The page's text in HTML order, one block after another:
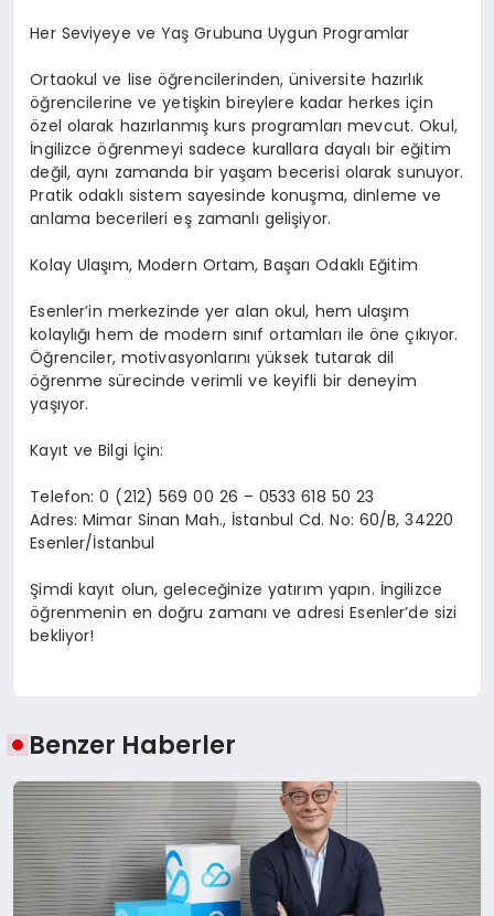
Her Seviyeye ve Yaş Grubuna Uygun Programlar
Ortaokul ve lise öğrencilerinden, üniversite hazırlık
öğrencilerine ve yetişkin bireylere kadar herkes için
özel olarak hazırlanmış kurs programları mevcut. Okul,
İngilizce öğrenmeyi sadece kurallara dayalı bir eğitim
değil, aynı zamanda bir yaşam becerisi olarak sunuyor.
Pratik odaklı sistem sayesinde konuşma, dinleme ve
anlama becerileri eş zamanlı gelişiyor.
Kolay Ulaşım, Modern Ortam, Başarı Odaklı Eğitim
Esenler’in merkezinde yer alan okul, hem ulaşım
kolaylığı hem de modern sınıf ortamları ile öne çıkıyor.
Öğrenciler, motivasyonlarını yüksek tutarak dil
öğrenme sürecinde verimli ve keyifli bir deneyim
yaşıyor.
Kayıt ve Bilgi İçin:
Telefon: 0 (212) 569 00 26 – 0533 618 50 23
Adres: Mimar Sinan Mah., İstanbul Cd. No: 60/B, 34220
Esenler/İstanbul
Şimdi kayıt olun, geleceğinize yatırım yapın. İngilizce
öğrenmenin en doğru zamanı ve adresi Esenler’de sizi
bekliyor!
Benzer Haberler